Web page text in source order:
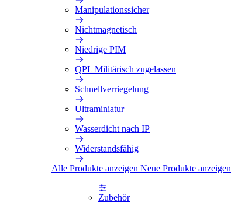
Manipulationssicher
Nichtmagnetisch
Niedrige PIM
QPL Militärisch zugelassen
Schnellverriegelung
Ultraminiatur
Wasserdicht nach IP
Widerstandsfähig
Alle Produkte anzeigen Neue Produkte anzeigen
Zubehör